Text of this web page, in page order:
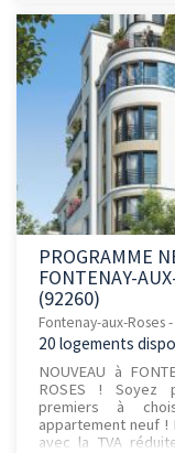
PROGRAMME
FONTENAY-
(92260)
Fontenay-aux-Roses
20 logements
NOUVEAU à
ROSES ! Soyez
premiers à
appartement neuf !
avec la TVA